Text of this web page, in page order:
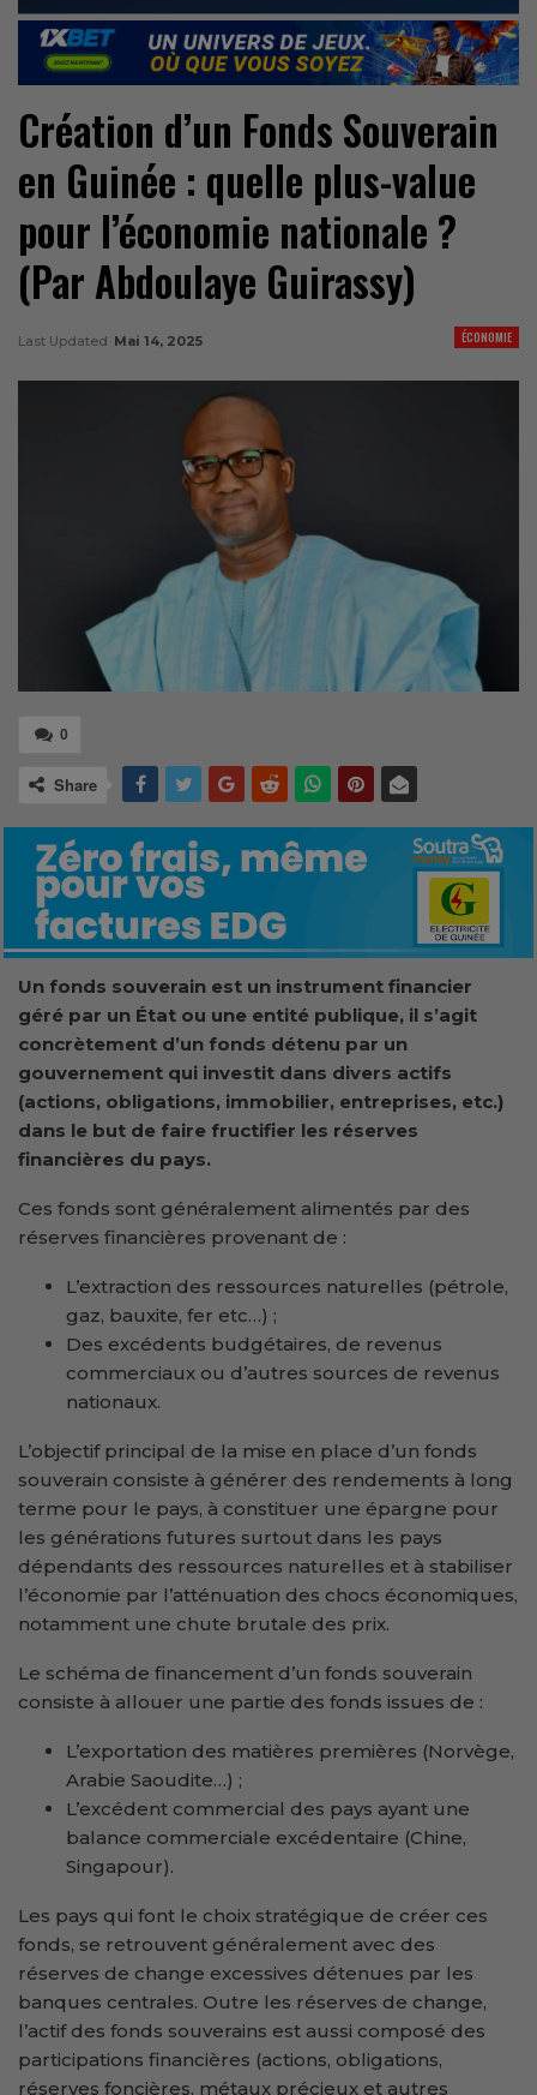
Création d’un Fonds Souverain
en Guinée : quelle plus-value
pour l’économie nationale ?
(Par Abdoulaye Guirassy)
ÉCONOMIE
Last Updated Mai 14, 2025
0
Share
Un fonds souverain est un instrument financier
géré par un État ou une entité publique, il s’agit
concrètement d’un fonds détenu par un
gouvernement qui investit dans divers actifs
(actions, obligations, immobilier, entreprises, etc.)
dans le but de faire fructifier les réserves
financières du pays.
Ces fonds sont généralement alimentés par des
réserves financières provenant de :
L’extraction des ressources naturelles (pétrole,
gaz, bauxite, fer etc…) ;
Des excédents budgétaires, de revenus
commerciaux ou d’autres sources de revenus
nationaux.
L’objectif principal de la mise en place d’un fonds
souverain consiste à générer des rendements à long
terme pour le pays, à constituer une épargne pour
les générations futures surtout dans les pays
dépendants des ressources naturelles et à stabiliser
l’économie par l’atténuation des chocs économiques,
notamment une chute brutale des prix.
Le schéma de financement d’un fonds souverain
consiste à allouer une partie des fonds issues de :
L’exportation des matières premières (Norvège,
Arabie Saoudite…) ;
L’excédent commercial des pays ayant une
balance commerciale excédentaire (Chine,
Singapour).
Les pays qui font le choix stratégique de créer ces
fonds, se retrouvent généralement avec des
réserves de change excessives détenues par les
banques centrales. Outre les réserves de change,
l’actif des fonds souverains est aussi composé des
participations financières (actions, obligations,
réserves foncières, métaux précieux et autres